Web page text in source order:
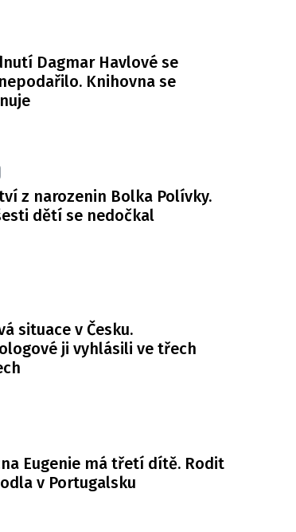
Dagmar Havlové se
Knihovna se
z narozenin Bolka Polívky.
dětí se nedočkal
situace v Česku.
ji vyhlásili ve třech
Eugenie má třetí dítě. Rodit
v Portugalsku